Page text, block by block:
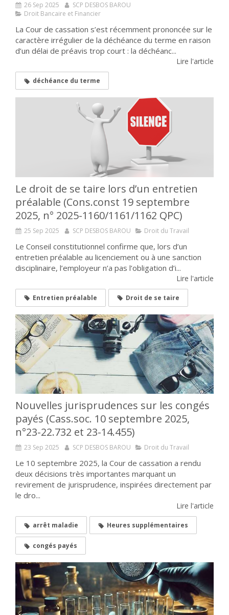
26 Sep 2025
SCP DESBOS BAROU
Droit Bancaire et Financier
La Cour de cassation s’est récemment prononcée sur le
caractère irrégulier de la déchéance du terme en raison
d’un délai de préavis trop court : la déchéanc...
Lire l'article
déchéance du terme
Le droit de se taire lors d’un entretien
préalable (Cons.const 19 septembre
2025, n° 2025-1160/1161/1162 QPC)
25 Sep 2025 SCP DESBOS BAROU Droit du Travail
Le Conseil constitutionnel confirme que, lors d’un
entretien préalable au licenciement ou à une sanction
disciplinaire, l’employeur n’a pas l’obligation d’i...
Lire l'article
Entretien préalable Droit de se taire
Nouvelles jurisprudences sur les congés
payés (Cass.soc. 10 septembre 2025,
n°23-22.732 et 23-14.455)
23 Sep 2025 SCP DESBOS BAROU Droit du Travail
Le 10 septembre 2025, la Cour de cassation a rendu
deux décisions très importantes marquant un
revirement de jurisprudence, inspirées directement par
le dro...
Lire l'article
arrêt maladie Heures supplémentaires
congés payés